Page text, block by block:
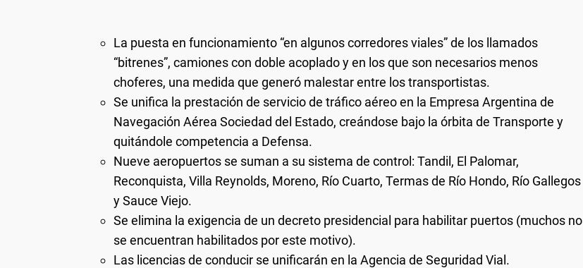
La puesta en funcionamiento “en algunos corredores viales” de los llamados
“bitrenes”, camiones con doble acoplado y en los que son necesarios menos
choferes, una medida que generó malestar entre los transportistas.
Se unifica la prestación de servicio de tráfico aéreo en la Empresa Argentina de
Navegación Aérea Sociedad del Estado, creándose bajo la órbita de Transporte y
quitándole competencia a Defensa.
Nueve aeropuertos se suman a su sistema de control: Tandil, El Palomar,
Reconquista, Villa Reynolds, Moreno, Río Cuarto, Termas de Río Hondo, Río Gallegos
y Sauce Viejo.
Se elimina la exigencia de un decreto presidencial para habilitar puertos (muchos no
se encuentran habilitados por este motivo).
Las licencias de conducir se unificarán en la Agencia de Seguridad Vial.